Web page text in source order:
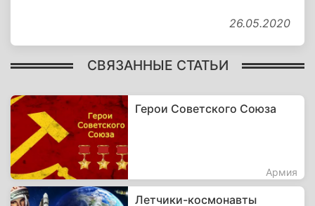
26.05.2020
СВЯЗАННЫЕ СТАТЬИ
Герои Советского Союза
Армия
Летчики-космонавты